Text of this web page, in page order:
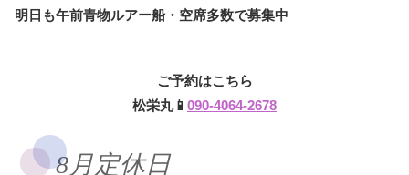
明日も午前青物ルアー船・空席多数で募集中
ご予約はこちら
松栄丸📱 090-4064-2678
8月定休日